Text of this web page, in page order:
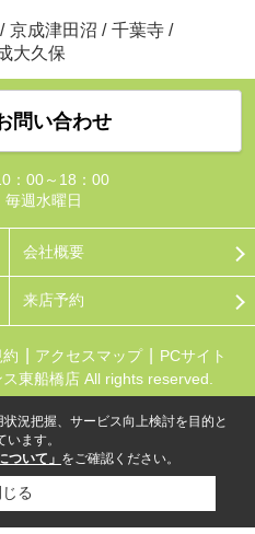
/ 京成津田沼 / 千葉寺 /
大久保
問い合わせ
：00～18：00
毎週水曜日
会社概要
来店予約
アクセスマップ
PCサイト
東船橋店 All rights reserved.
況把握、サービス向上検討を目的と
ます。
ついて」 をご確認ください。
じる